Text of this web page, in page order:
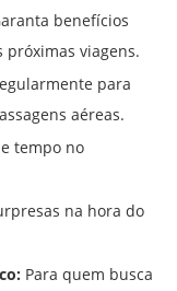
benefícios
próximas viagens.
para
aéreas.
tempo no
na hora do
Para quem busca